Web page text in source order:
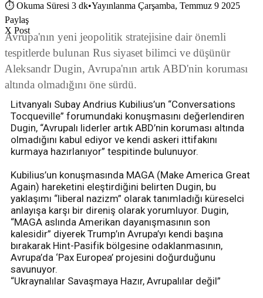
⏱ Okuma Süresi 3 dk•Yayınlanma Çarşamba, Temmuz 9 2025
Paylaş
X Post
Avrupa'nın yeni jeopolitik stratejisine dair önemli
tespitlerde bulunan Rus siyaset bilimci ve düşünür
Aleksandr Dugin, Avrupa'nın artık ABD'nin koruması
altında olmadığını öne sürdü.
Litvanyalı Subay Andrius Kubilius’un “Conversations
Tocqueville” forumundaki konuşmasını değerlendiren
Dugin, “Avrupalı liderler artık ABD’nin koruması altında
olmadığını kabul ediyor ve kendi askeri ittifakını
kurmaya hazırlanıyor” tespitinde bulunuyor.
Kubilius’un konuşmasında MAGA (Make America Great
Again) hareketini eleştirdiğini belirten Dugin, bu
yaklaşımı “liberal nazizm” olarak tanımladığı küreselci
anlayışa karşı bir direniş olarak yorumluyor. Dugin,
“MAGA aslında Amerikan dayanışmasının son
kalesidir” diyerek Trump’ın Avrupa’yı kendi başına
bırakarak Hint-Pasifik bölgesine odaklanmasının,
Avrupa’da ‘Pax Europea’ projesini doğurduğunu
savunuyor.
“Ukraynalılar Savaşmaya Hazır, Avrupalılar değil”